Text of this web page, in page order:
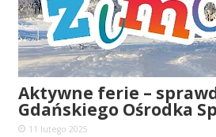
Aktywne ferie –
Gdańskiego Ośrodka
11 lutego 2025